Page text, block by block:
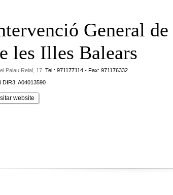
General
les Illes Balears
Palau Reial, 17. Tel.: 971177114 - Fax: 971176332
DIR3: A04013590
website